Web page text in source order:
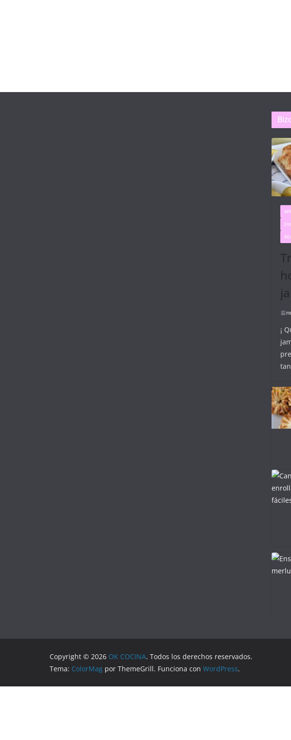
¡
Copyright © 2026 OK COCINA. Todos los derechos reservados.
Tema: ColorMag por ThemeGrill. Funciona con WordPress.